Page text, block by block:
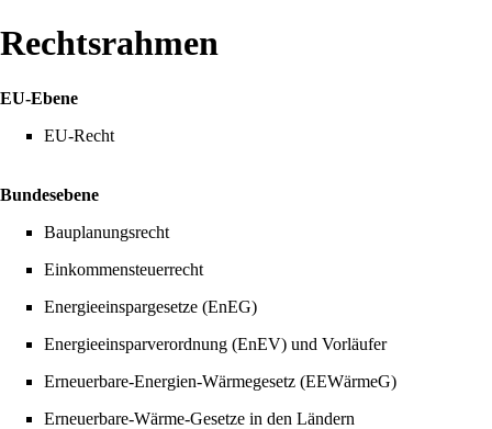
Rechtsrahmen
EU-Ebene
EU-Recht
Bundesebene
Bauplanungsrecht
Einkommensteuerrecht
Energieeinspargesetze (EnEG)
Energieeinsparverordnung (EnEV) und Vorläufer
Erneuerbare-Energien-Wärmegesetz (EEWärmeG)
Erneuerbare-Wärme-Gesetze in den Ländern